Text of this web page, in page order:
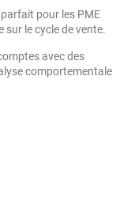
pour les PME
sur le cycle de vente.
avec des
comportementale